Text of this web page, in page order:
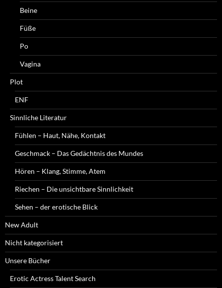
Beine
Füße
Po
Vagina
Plot
ENF
Sinnliche Literatur
Fühlen – Haut, Nähe, Kontakt
Geschmack – Das Gedächtnis des Mundes
Hören – Klang, Stimme, Atem
Riechen – Die unsichtbare Sinnlichkeit
Sehen – der erotische Blick
New Adult
Nicht kategorisiert
Unsere Bücher
Erotic Actress Talent Search